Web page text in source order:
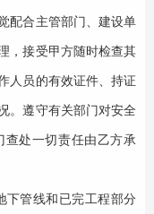
配合主管部门、建设单
，接受甲方随时检查其
人员的有效证件、持证
。遵守有关部门对安全
查处一切责任由乙方承
下管线和已完工程部分